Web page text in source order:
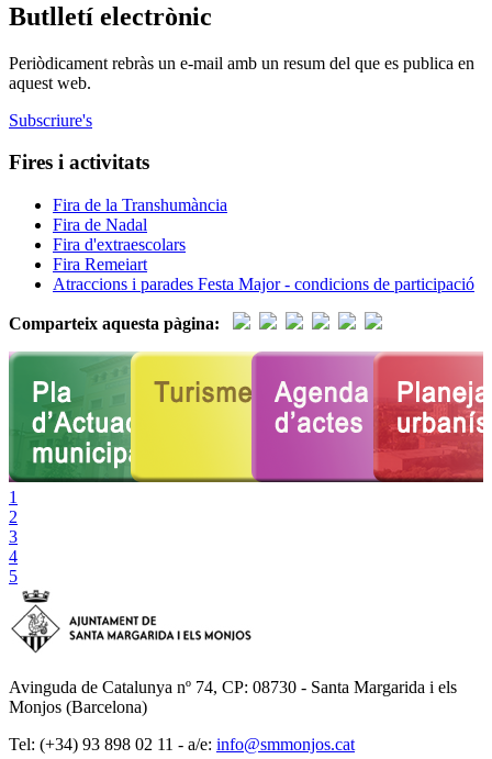
Butlletí electrònic
Periòdicament rebràs un e-mail amb un resum del que es publica en
aquest web.
Subscriure's
Fires i activitats
Fira de la Transhumància
Fira de Nadal
Fira d'extraescolars
Fira Remeiart
Atraccions i parades Festa Major - condicions de participació
Comparteix aquesta pàgina:
1
2
3
4
5
Avinguda de Catalunya nº 74, CP: 08730 - Santa Margarida i els
Monjos (Barcelona)
Tel: (+34) 93 898 02 11 - a/e: info@smmonjos.cat